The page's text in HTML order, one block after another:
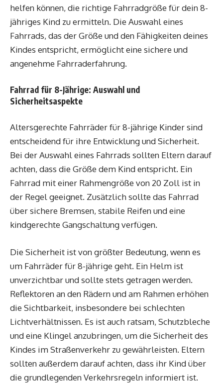
helfen können, die richtige Fahrradgröße für dein 8-
jähriges Kind zu ermitteln. Die Auswahl eines
Fahrrads, das der Größe und den Fähigkeiten deines
Kindes entspricht, ermöglicht eine sichere und
angenehme Fahrraderfahrung.
Fahrrad für 8-Jährige: Auswahl und
Sicherheitsaspekte
Altersgerechte Fahrräder für 8-jährige Kinder sind
entscheidend für ihre Entwicklung und Sicherheit.
Bei der Auswahl eines Fahrrads sollten Eltern darauf
achten, dass die Größe dem Kind entspricht. Ein
Fahrrad mit einer Rahmengröße von 20 Zoll ist in
der Regel geeignet. Zusätzlich sollte das Fahrrad
über sichere Bremsen, stabile Reifen und eine
kindgerechte Gangschaltung verfügen.
Die Sicherheit ist von größter Bedeutung, wenn es
um Fahrräder für 8-jährige geht. Ein Helm ist
unverzichtbar und sollte stets getragen werden.
Reflektoren an den Rädern und am Rahmen erhöhen
die Sichtbarkeit, insbesondere bei schlechten
Lichtverhältnissen. Es ist auch ratsam, Schutzbleche
und eine Klingel anzubringen, um die Sicherheit des
Kindes im Straßenverkehr zu gewährleisten. Eltern
sollten außerdem darauf achten, dass ihr Kind über
die grundlegenden Verkehrsregeln informiert ist.